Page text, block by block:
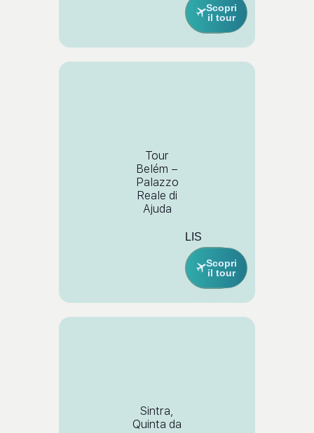
Scopri
il tour
Tour
Belém –
Palazzo
Reale di
Ajuda
LIS
Scopri
il tour
Sintra,
Quinta da